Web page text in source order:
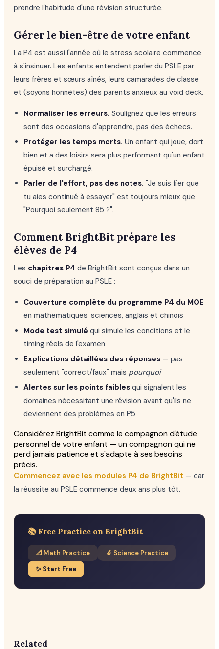
prendre l'habitude d'une révision structurée.
Gérer le bien-être de votre enfant
La P4 est aussi l'année où le stress scolaire commence
à s'insinuer. Les enfants entendent parler du PSLE par
leurs frères et sœurs aînés, leurs camarades de classe
et (soyons honnêtes) des parents anxieux au void deck.
Normaliser les erreurs. Soulignez que les erreurs
sont des occasions d'apprendre, pas des échecs.
Protéger les temps morts. Un enfant qui joue, dort
bien et a des loisirs sera plus performant qu'un enfant
épuisé et surchargé.
Parler de l'effort, pas des notes. "Je suis fier que
tu aies continué à essayer" est toujours mieux que
"Pourquoi seulement 85 ?".
Comment BrightBit prépare les
élèves de P4
Les chapitres P4 de BrightBit sont conçus dans un
souci de préparation au PSLE :
Couverture complète du programme P4 du MOE
en mathématiques, sciences, anglais et chinois
Mode test simulé qui simule les conditions et le
timing réels de l'examen
Explications détaillées des réponses — pas
seulement "correct/faux" mais pourquoi
Alertes sur les points faibles qui signalent les
domaines nécessitant une révision avant qu'ils ne
deviennent des problèmes en P5
Considérez BrightBit comme le compagnon d'étude
personnel de votre enfant — un compagnon qui ne
perd jamais patience et s'adapte à ses besoins
précis.
Commencez avec les modules P4 de BrightBit — car
la réussite au PSLE commence deux ans plus tôt.
📚 Free Practice on BrightBit
📐 Math Practice
🔬 Science Practice
✨ Start Free
Related